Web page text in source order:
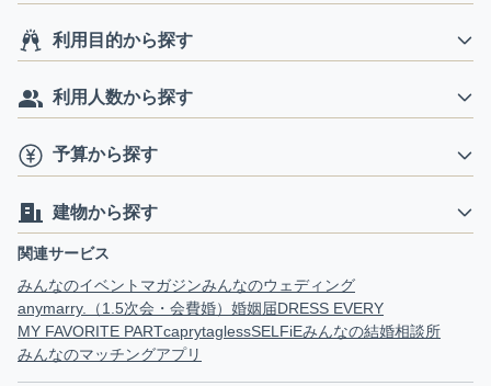
利用目的から探す
利用人数から探す
予算から探す
建物から探す
関連サービス
みんなのイベントマガジンみんなのウェディング
anymarry.（1.5次会・会費婚） 婚姻届DRESS EVERY
MY FAVORITE PARTcaprytaglessSELFiEみんなの結婚相談所
みんなのマッチングアプリ